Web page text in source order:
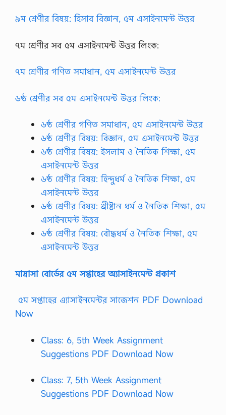
৯ম শ্রেণীর বিষয়: হিসাব বিজ্ঞান, ৫ম এসাইনমেন্ট উত্তর
৭ম শ্রেণীর সব ৫ম এসাইনমেন্ট উত্তর লিংক:
৭ম শ্রেণীর গণিত সমাধান, ৫ম এসাইনমেন্ট উত্তর
৬ষ্ঠ শ্রেণীর সব ৫ম এসাইনমেন্ট উত্তর লিংক:
৬ষ্ঠ শ্রেণীর গণিত সমাধান, ৫ম এসাইনমেন্ট উত্তর
৬ষ্ঠ শ্রেণীর বিষয়: বিজ্ঞান, ৫ম এসাইনমেন্ট উত্তর
৬ষ্ঠ শ্রেণীর বিষয়: ইসলাম ও নৈতিক শিক্ষা, ৫ম
এসাইনমেন্ট উত্তর
৬ষ্ঠ শ্রেণীর বিষয়: হিন্দুধর্ম ও নৈতিক শিক্ষা, ৫ম
এসাইনমেন্ট উত্তর
৬ষ্ঠ শ্রেণীর বিষয়: খ্রীষ্টান ধর্ম ও নৈতিক শিক্ষা, ৫ম
এসাইনমেন্ট উত্তর
৬ষ্ঠ শ্রেণীর বিষয়: বৌদ্ধধর্ম ও নৈতিক শিক্ষা, ৫ম
এসাইনমেন্ট উত্তর
মাদ্রাসা বোর্ডের ৫ম সপ্তাহের অ্যাসাইনমেন্ট প্রকাশ
৫ম সপ্তাহের এ্যাসাইনমেন্টর সাজেশন PDF Download
Now
Class: 6, 5th Week Assignment
Suggestions PDF Download Now
Class: 7, 5th Week Assignment
Suggestions PDF Download Now